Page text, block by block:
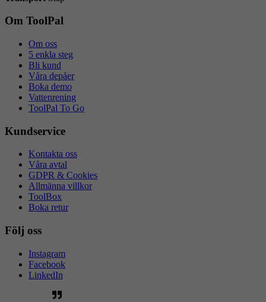
Om ToolPal
Om oss
5 enkla steg
Bli kund
Våra depåer
Boka demo
Vattenrening
ToolPal To Go
Kundservice
Kontakta oss
Våra avtal
GDPR & Cookies
Allmänna villkor
ToolBox
Boka retur
Följ oss
Instagram
Facebook
LinkedIn